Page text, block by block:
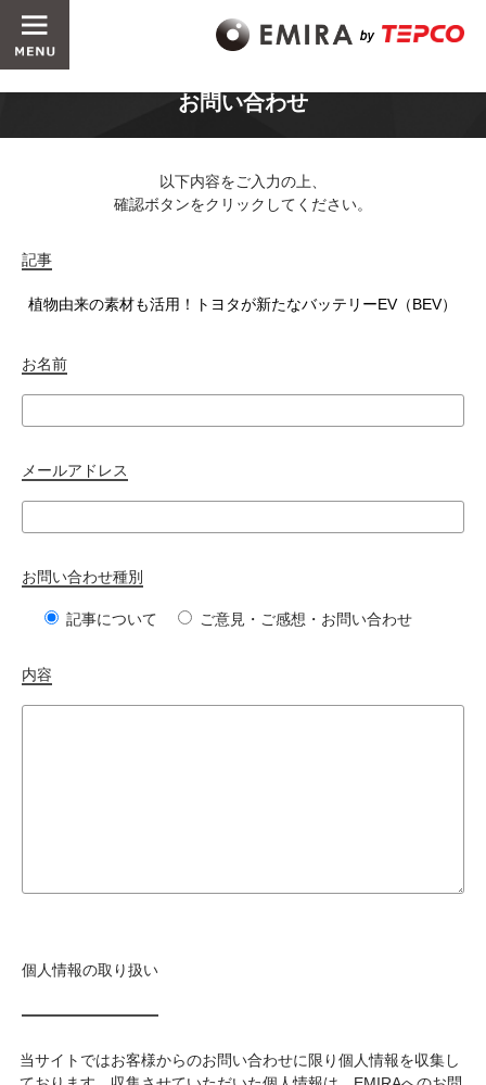
お問い合わせ
以下内容をご入力の上、
確認ボタンをクリックしてください。
記事
お名前
メールアドレス
お問い合わせ種別
記事について ご意見・ご感想・お問い合わせ
内容
個人情報の取り扱い
当サイトではお客様からのお問い合わせに限り個人情報を収集し